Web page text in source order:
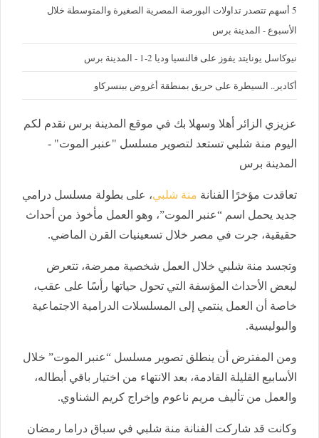
5 أسهم تتصدر تداولات البورصة المصرية الصغيرة والمتوسطة خلال
الأسبوع - المدينة برس
نيوكاسل يونايتد يفوز على فالنسيا وديا 2-1 - المدينة برس
أكادير.. السيطرة على حريق بمنطقة أغروض ببنسركاو
عزيزي الزائر أهلا وسهلا بك في موقع المدينة برس نقدم لكم
اليوم منة شلبي تستعد لتصوير مسلسل "عنبر الموت" -
المدينة برس
تعاقدت مؤخرًا الفنانة منة شلبي، على بطولة مسلسل درامي
جديد يحمل اسم “عنبر الموت”، وهو العمل مأخوذ من أحداث
حقيقية، جرت في مصر خلال تسعينيات القرن الماضي.
وتجسد منة شلبي خلال العمل شخصية ممرضة، تتعرض
لبعض الأحداث المؤسفة التي تحول حياتها رأسًا على عقب،
خاصة أن العمل ينتمي إلى المسلسلات الدرامية الاجتماعية
والبوليسية.
ومن المفترض أن ينطلق تصوير مسلسل “عنبر الموت” خلال
الأسابيع القليلة القادمة، بعد الانتهاء من اختيار باقي أبطاله،
والعمل من تأليف مريم ناعوم وإخراج كريم الشناوي.
وكانت قد شاركت الفنانة منة شلبي في سباق دراما رمضان